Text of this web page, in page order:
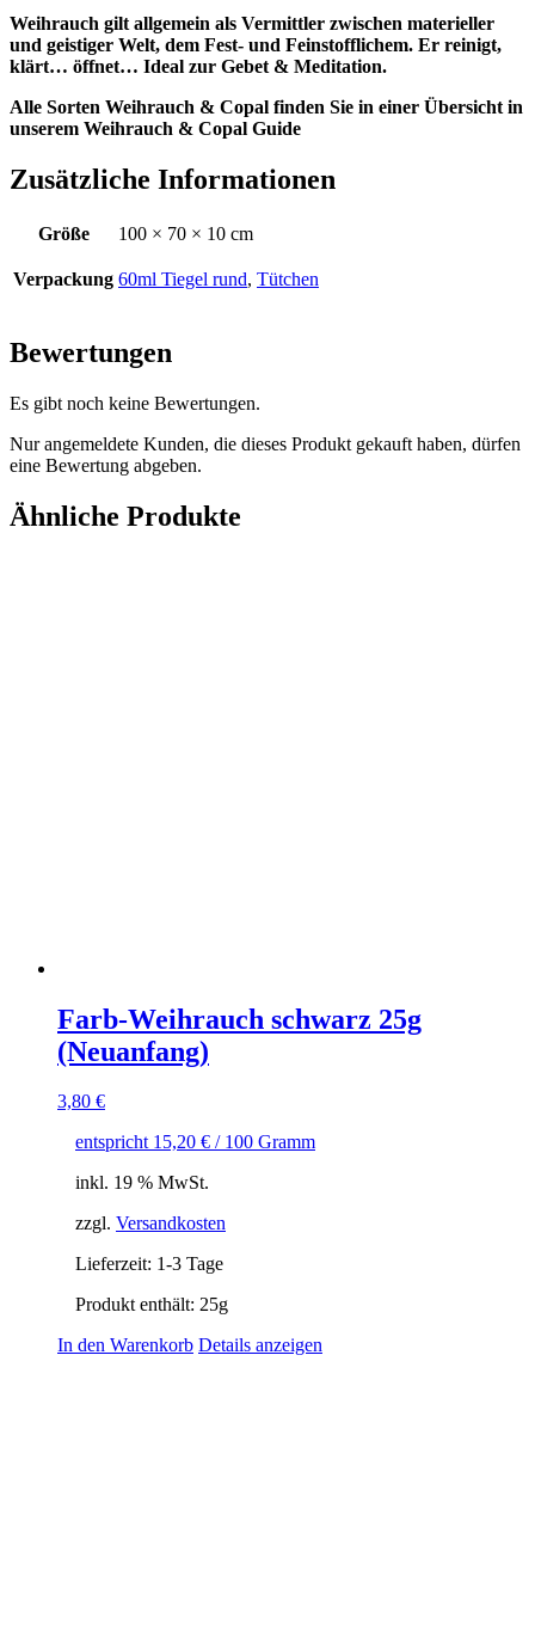
Weihrauch gilt allgemein als Vermittler zwischen materieller
und geistiger Welt, dem Fest- und Feinstofflichem. Er reinigt,
klärt… öffnet… Ideal zur Gebet & Meditation.
Alle Sorten Weihrauch & Copal finden Sie in einer Übersicht in
unserem Weihrauch & Copal Guide
Zusätzliche Informationen
Größe 100 × 70 × 10 cm
Verpackung 60ml Tiegel rund, Tütchen
Bewertungen
Es gibt noch keine Bewertungen.
Nur angemeldete Kunden, die dieses Produkt gekauft haben, dürfen
eine Bewertung abgeben.
Ähnliche Produkte
Farb-Weihrauch schwarz 25g
(Neuanfang)
3,80 €
entspricht 15,20 € / 100 Gramm
inkl. 19 % MwSt.
zzgl. Versandkosten
Lieferzeit: 1-3 Tage
Produkt enthält: 25g
In den Warenkorb Details anzeigen